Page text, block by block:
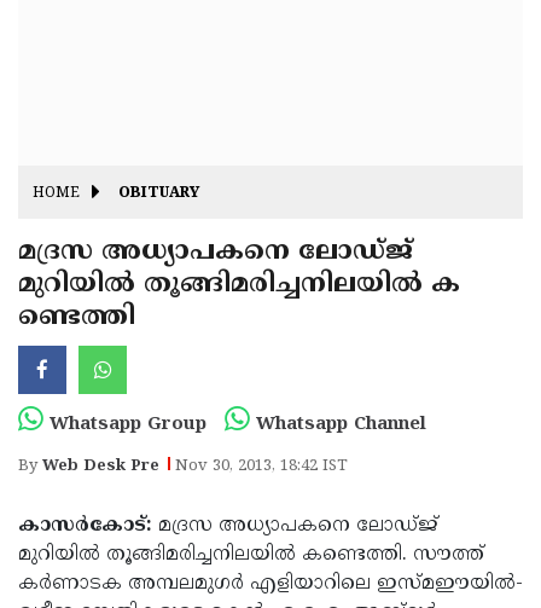
J&K
State
Assembly
Elections
Haryana
State
Assembly
Elections
Diwali
New-
Year
Republic
Day
Budget
Election
Maha
Shivarathri
International
HOME OBITUARY
മദ്രസ അധ്യാപകനെ ലോഡ്ജ്
മുറിയില്‍ തൂങ്ങിമരിച്ചനിലയില്‍ ക
ണ്ടെത്തി
Whatsapp Group Whatsapp Channel
ByWeb Desk Pre Nov 30, 2013, 18:42 IST
കാസര്‍കോട്: മദ്രസ അധ്യാപകനെ ലോഡ്ജ്
മുറിയില്‍ തൂങ്ങിമരിച്ചനിലയില്‍ കണ്ടെത്തി. സൗത്ത്
കര്‍ണാടക അമ്പലമുഗര്‍ എളിയാറിലെ ഇസ്മഈയില്‍-